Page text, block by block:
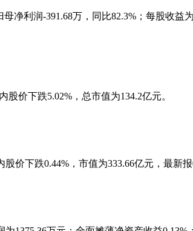
净利润-391.68万，同比82.3%；每股收
价下跌5.02%，总市值为134.2亿元。
价下跌0.44%，市值为333.66亿元，最新报